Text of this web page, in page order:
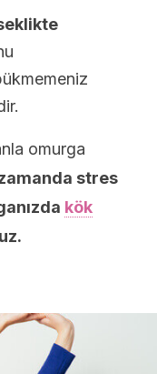
omurga
stres
kök